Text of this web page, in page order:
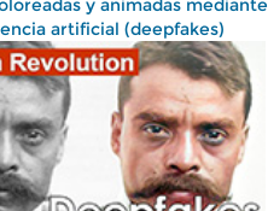
y animadas mediante
artificial (deepfakes)